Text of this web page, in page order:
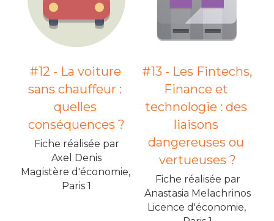
#12 - La voiture
sans chauffeur :
quelles
conséquences ?
Fiche réalisée par
Axel Denis
Magistère d'économie,
Paris 1
#13 - Les Fintechs,
Finance et
technologie : des
liaisons
dangereuses ou
vertueuses ?
Fiche réalisée par
Anastasia Melachrinos
Licence d'économie,